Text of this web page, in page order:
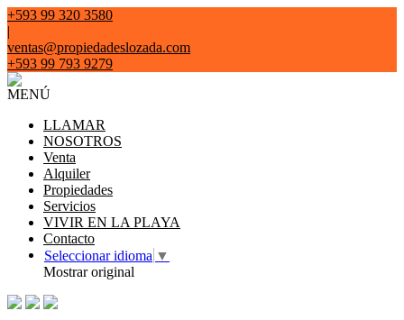
+593 99 320 3580
|
ventas@propiedadeslozada.com
+593 99 793 9279
MENÚ
LLAMAR
NOSOTROS
Venta
Alquiler
Propiedades
Servicios
VIVIR EN LA PLAYA
Contacto
Seleccionar idioma ▼
Mostrar original